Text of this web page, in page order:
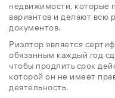
недвижимости, которые
вариантов и делают всю
документов.
Риэлтор является
обязанным каждый год
чтобы продлить срок
которой он не имеет
деятельность.